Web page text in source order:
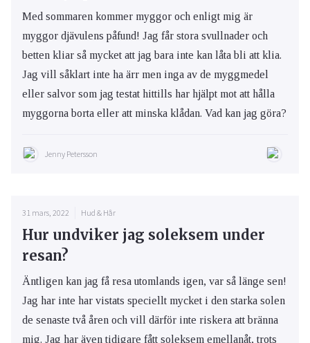
Med sommaren kommer myggor och enligt mig är
myggor djävulens påfund! Jag får stora svullnader och
betten kliar så mycket att jag bara inte kan låta bli att klia.
Jag vill såklart inte ha ärr men inga av de myggmedel
eller salvor som jag testat hittills har hjälpt mot att hålla
myggorna borta eller att minska klådan. Vad kan jag göra?
Jenny Petersson
31 mars, 2022 Hud & Hår
Hur undviker jag soleksem under
resan?
Äntligen kan jag få resa utomlands igen, var så länge sen!
Jag har inte har vistats speciellt mycket i den starka solen
de senaste två åren och vill därför inte riskera att bränna
mig. Jag har även tidigare fått soleksem emellanåt, trots